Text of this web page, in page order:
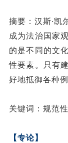
摘要：汉斯·凯
成为法治国家
的是不同的文
性要素。只有
好地抵御各种
关键词：规范
【专论】